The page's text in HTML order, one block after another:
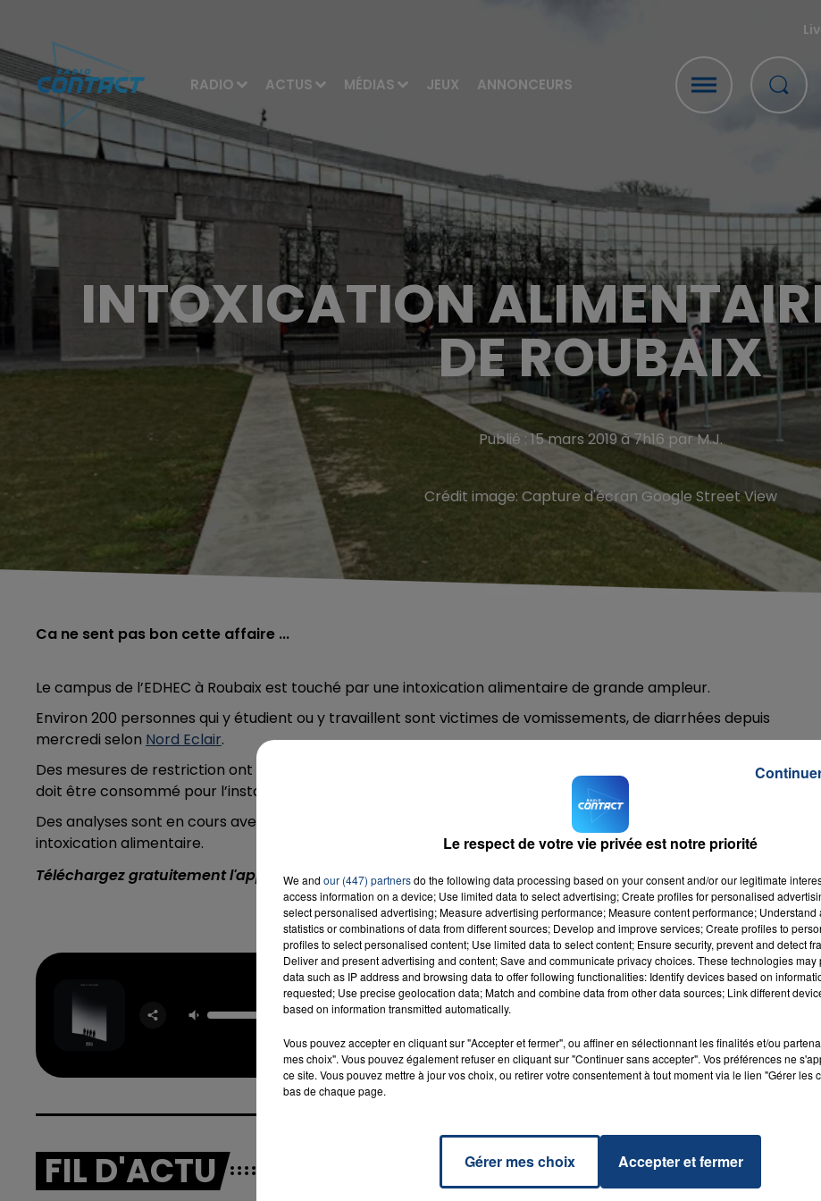
RADIO ACTUS MÉDIAS JEUX ANNONCEURS
16h00 - 20h00
LA TEAM DU WEEK-END
7h00 - 12h00
LA TEAM DU WEEK-END
INTOXICATION
DE ROUBAIX
Publié : 15 mars 2019 à 7h16 par M.J.
Crédit image: Capture d'écran Google Street View
Ca ne sent pas bon cette affaire ...
Le campus de l’EDHEC à Roubaix est touché par une intoxication alimentaire de grande ampleur.
Environ 200 personnes qui y étudient ou y travaillent sont victimes de vomissements, de diarrhées depuis
mercredi selon Nord Eclair.
Des mesures de restriction ont été prises, plus rien de ce qui se trouve à manger ou à boire sur le campus ne
doit être consommé pour l’instant.
Des analyses sont en cours avec les partenaires fournisseurs de l’EDHEC pour trouver l’origine de cette
intoxication alimentaire.
Téléchargez gratuitement l'application Contact FM sur
et
Four To The
Floor
STARSAILOR
RADIO CONTACT
FIL D'ACTU
Le respect de votre vie privée est notre priorité
We and our (447) partnersdo the following data processing based on your consent and/or our legitimate
access information on a device; Use limited data to select advertising; Create profiles for personalised
select personalised advertising; Measure advertising performance; Measure content performance; Understand
statistics or combinations of data from different sources; Develop and improve services; Create profiles to
profiles to select personalised content; Use limited data to select content; Ensure security, prevent and detect
Deliver and present advertising and content; Save and communicate privacy choices. These technologies may
data such as IP address and browsing data to offer following functionalities: Identify devices based on
requested; Use precise geolocation data; Match and combine data from other data sources; Link different
based on information transmitted automatically.
Vous pouvez accepter en cliquant sur "Accepter et fermer", ou affiner en sélectionnant les finalités et/ou
mes choix". Vous pouvez également refuser en cliquant sur "Continuer sans accepter". Vos préférences ne
ce site. Vous pouvez mettre à jour vos choix, ou retirer votre consentement à tout moment via le lien "Gérer les
bas de chaque page.
Gérer mes choix Accepter et fermer